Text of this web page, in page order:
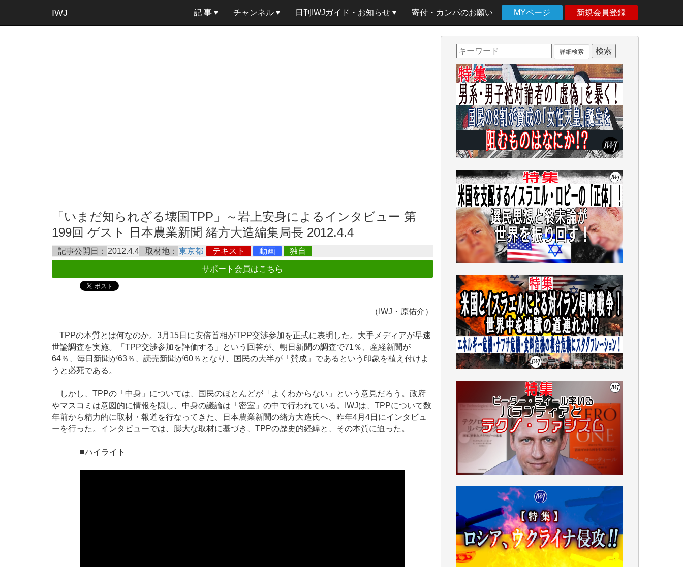
IWJ 記 事 チャンネル 日刊IWJガイド・お知らせ 寄付・カンパのお願い MYページ 新規会員登録
「いまだ知られざる壊国TPP」～岩上安身によるインタビュー 第
199回 ゲスト 日本農業新聞 緒方大造編集局長 2012.4.4
記事公開日： 2012.4.4 取材地： 東京都 テキスト 動画 独自
サポート会員はこちら
（IWJ・原佑介）
TPPの本質とは何なのか。3月15日に安倍首相がTPP交渉参加を正式に表明した。大手メディアが早速
世論調査を実施。「TPP交渉参加を評価する」という回答が、朝日新聞の調査で71％、産経新聞が
64％、毎日新聞が63％、読売新聞が60％となり、国民の大半が「賛成」であるという印象を植え付けよ
うと必死である。
しかし、TPPの「中身」については、国民のほとんどが「よくわからない」という意見だろう。政府
やマスコミは意図的に情報を隠し、中身の議論は「密室」の中で行われている。IWJは、TPPについて数
年前から精力的に取材・報道を行なってきた、日本農業新聞の緒方大造氏へ、昨年4月4日にインタビュ
ーを行った。インタビューでは、膨大な取材に基づき、TPPの歴史的経緯と、その本質に迫った。
■ハイライト
詳細検索